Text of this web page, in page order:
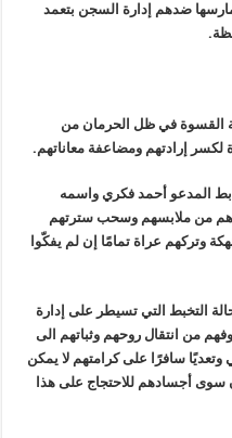
ضدهم إدارة السجن بتعمد
.
القسوة في ظل الحرمان من
إرادتهم ومضاعفة معاناتهم.
المدعو أحمد فكري واسمه
من ملابسهم وسحب سترتهم
وتركهم عراة تمامًا إن لم يفكّوا
التخبط التي تسيطر على إدارة
من انتقال روحهم وثباتهم الى
سافرًا على كرامتهم لا يمكن
سوى أجسادهم للاحتجاج على هذا